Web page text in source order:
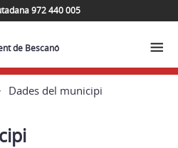
972 440 005
de Bescanó
Dades del municipi